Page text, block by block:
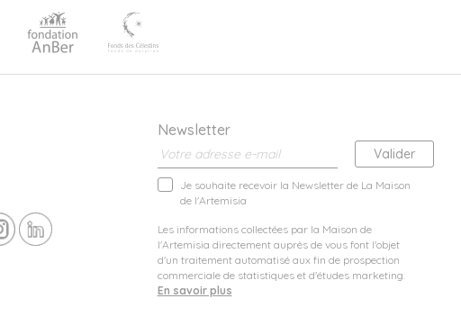
Newsletter
Je souhaite recevoir la Newsletter de La Maison
de l'Artemisia
Les informations collectées par la Maison de
l'Artemisia directement auprès de vous font l'objet
d'un traitement automatisé aux fin de prospection
commerciale de statistiques et d'études marketing.
En savoir plus